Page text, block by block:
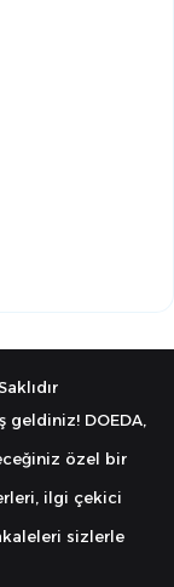
geldiniz! DOEDA,
özel bir
ilgi çekici
sizlerle